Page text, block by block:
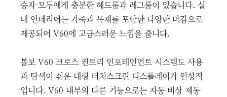
승자 모두에게 충분한 헤드룸과 레그룸이 있습니다. 실
내 인테리어는 가죽과 목재를 포함한 다양한 마감으로
제공되어 V60에 고급스러운 느낌을 줍니다.
볼보 V60 크로스 컨트리 인포테인먼트 시스템도 사용
과 탐색이 쉬운 대형 터치스크린 디스플레이가 인상적
입니다. V60 내부의 다른 기능으로는 자동 비상 제동